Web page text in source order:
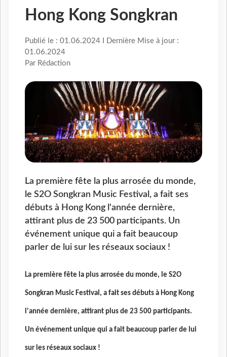
Hong Kong Songkran
Publié le : 01.06.2024 I Dernière Mise à jour :
01.06.2024
Par Rédaction
La première fête la plus arrosée du monde,
le S2O Songkran Music Festival, a fait ses
débuts à Hong Kong l'année dernière,
attirant plus de 23 500 participants. Un
événement unique qui a fait beaucoup
parler de lui sur les réseaux sociaux !
La première fête la plus arrosée du monde, le S2O
Songkran Music Festival, a fait ses débuts à Hong Kong
l'année dernière, attirant plus de 23 500 participants.
Un événement unique qui a fait beaucoup parler de lui
sur les réseaux sociaux !